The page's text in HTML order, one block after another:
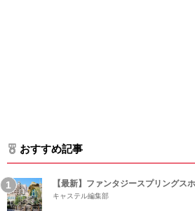
おすすめ記事
【最新】ファンタジースプリングス
キャステル編集部